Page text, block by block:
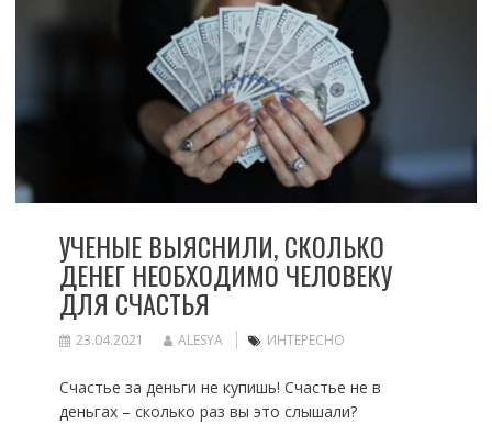
УЧЕНЫЕ ВЫЯСНИЛИ, СКОЛЬКО
ДЕНЕГ НЕОБХОДИМО ЧЕЛОВЕКУ
ДЛЯ СЧАСТЬЯ
23.04.2021 ALESYA ИНТЕРЕСНО
Счастье за деньги не купишь! Счастье не в
деньгах – сколько раз вы это слышали?